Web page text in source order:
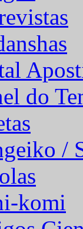
do
/
komi